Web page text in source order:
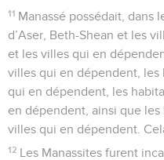
11 Manassé possédait, dans
d’Aser, Beth-Shean et les
et les villes qui en
villes qui en dépendent, les
qui en dépendent, les
en dépendent, ainsi que
villes qui en dépendent.
12 Les Manassites furent